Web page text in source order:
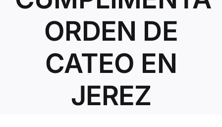
Contacto
ORDEN DE
CATEO EN
JEREZ